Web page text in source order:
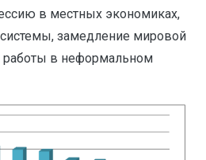
в местных экономиках,
замедление мировой
работы в неформальном